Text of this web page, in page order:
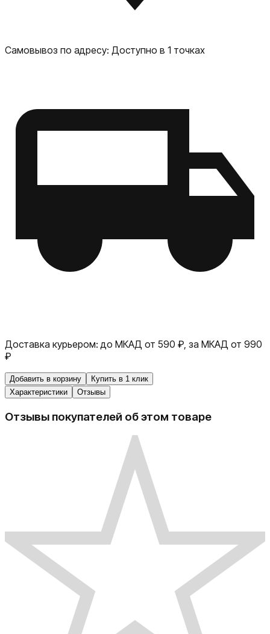
Самовывоз по адресу: Доступно в 1 точках
Доставка курьером: до МКАД от 590 ₽, за МКАД от 990
₽
Добавить в корзину
Купить в 1 клик
Характеристики
Отзывы
Отзывы покупателей об этом товаре